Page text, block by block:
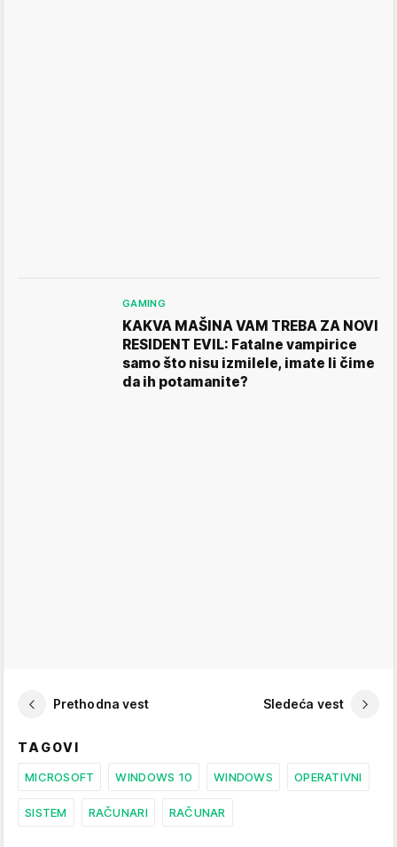
GAMING
KAKVA MAŠINA VAM TREBA ZA NOVI
RESIDENT EVIL: Fatalne vampirice
samo što nisu izmilele, imate li čime
da ih potamanite?
Prethodna vest Sledeća vest
TAGOVI
MICROSOFT WINDOWS 10 WINDOWS OPERATIVNI
SISTEM RAČUNARI RAČUNAR